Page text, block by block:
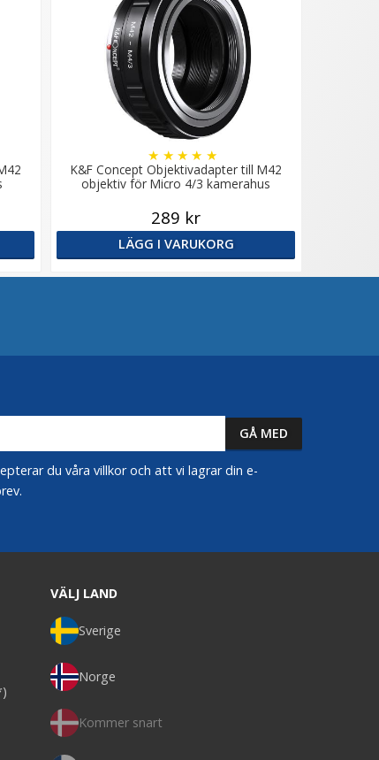
K&F Concept Objektivadapter till M42
objektiv för Micro 4/3 kamerahus
★ ★ ★ ★ ★
289 kr
LÄGG I VARUKORG
du våra villkor och att vi lagrar din e-
VÄLJ LAND
Sverige
Norge
Kommer snart